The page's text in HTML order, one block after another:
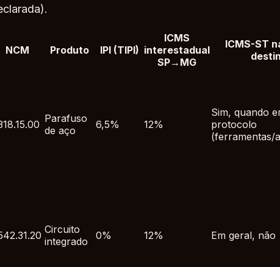
NCM Produto IPI (TIPI)
ICMS
interestadual
SP→MG
ICMS-ST
Parafuso
de aço
6,5% 12%
Sim, quando
protocolo
(ferramentas/
Circuito
integrado
0% 12% Em geral, não